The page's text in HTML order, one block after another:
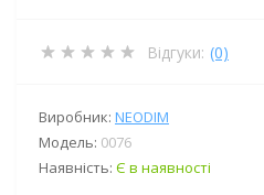
Відгуки: (0)
Виробник: NEODIM
Модель: 0076
Наявність: Є в наявності